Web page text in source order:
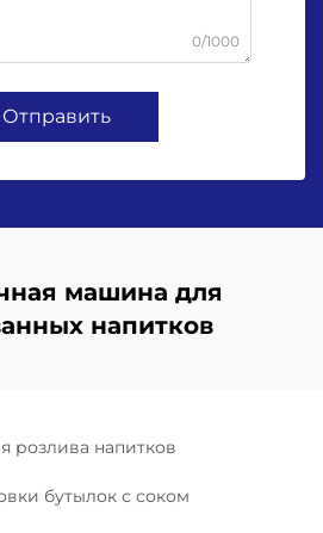
0/1000
Отправить
машина для
напитков
розлива напитков
бутылок с соком